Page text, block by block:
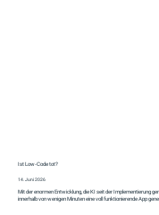
Ist Low-Code tot?
14. Juni 2026
Mit der enormen Entwicklung, die KI seit der Implementierung
innerhalb von wenigen Minuten eine voll funktionierende App